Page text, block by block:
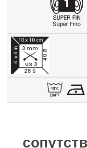
28 S
40 R
3 mm
US 3